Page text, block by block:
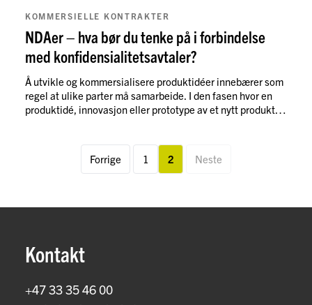
KOMMERSIELLE KONTRAKTER
NDAer – hva bør du tenke på i forbindelse
med konfidensialitetsavtaler?
Å utvikle og kommersialisere produktidéer innebærer som
regel at ulike parter må samarbeide. I den fasen hvor en
produktidé, innovasjon eller prototype av et nytt produkt
slik part selv kopierer idéen. Da kan en avtale om
hemmelighold være viktig.
Forrige 1 2 Neste
Kontakt
+47 33 35 46 00